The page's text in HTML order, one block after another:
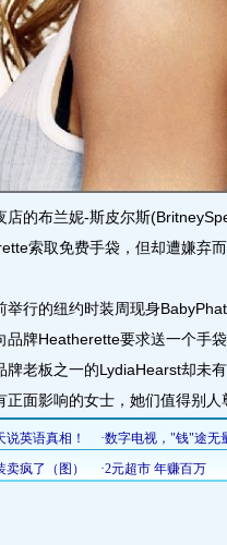
的布兰妮-斯皮尔斯
索取免费手袋，但却遭嫌弃而
行的纽约时装周现身BabyPhat
品牌Heatherette要求送一个手
牌老板之一的LydiaHearst却未
正面影响的女士，她们值得别